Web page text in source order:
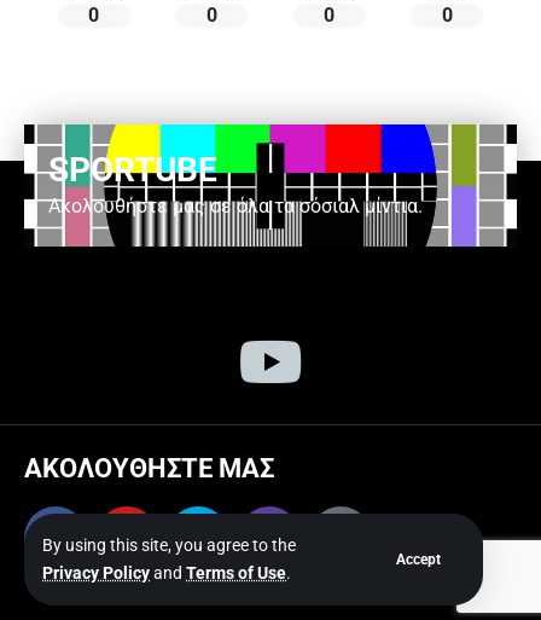
By using this site, you agree to the
Privacy Policyand Terms of Use.
Accept
0
0
0
0
SPORTUBE
Ακολουθήστε μας σε όλα τα σόσιαλ μίντια.
ΑΚΟΛΟΥΘΗΣΤΕ ΜΑΣ